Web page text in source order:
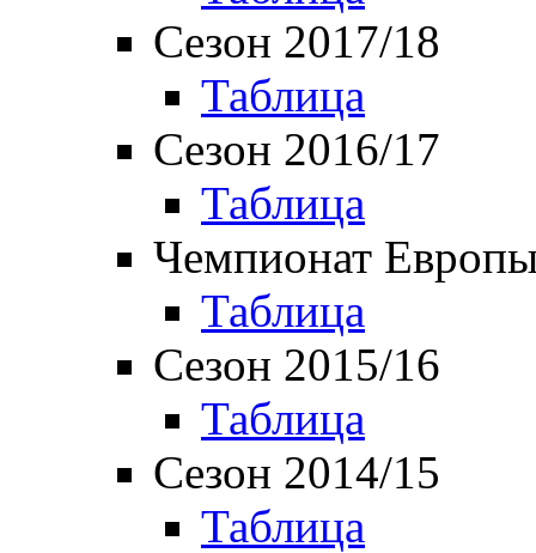
Сезон 2017/18
Таблица
Сезон 2016/17
Таблица
Чемпионат
Таблица
Сезон 2015/16
Таблица
Сезон 2014/15
Таблица